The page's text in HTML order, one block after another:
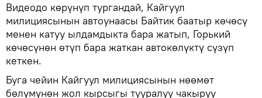
Видеодо көрүнүп тургандай, Кайгуул
милициясынын автоунаасы Байтик баатыр көчөсү
менен катуу ылдамдыкта бара жатып, Горький
көчөсүнөн өтүп бара жаткан автокөлүктү сүзүп
кеткен.
Буга чейин Кайгуул милициясынын нөөмөт
бөлүмүнөн жол кырсыгы тууралуу чакыруу